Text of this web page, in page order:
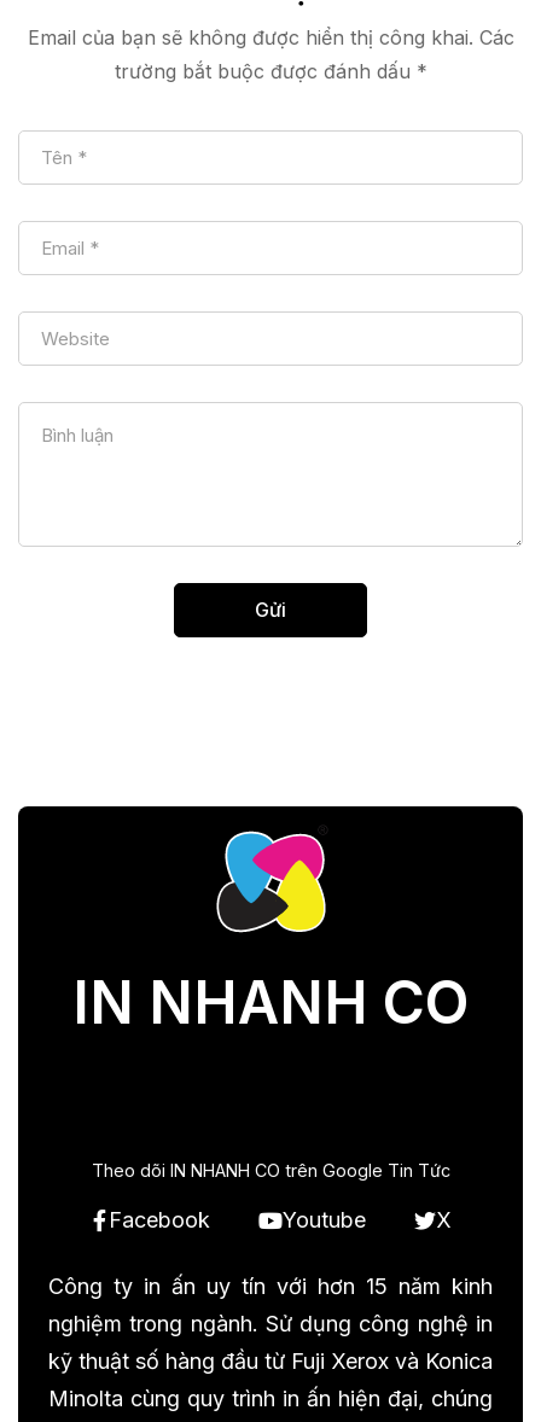
Email của bạn sẽ không được hiển thị công khai. Các
trường bắt buộc được đánh dấu *
IN NHANH CO
Theo dõi IN NHANH CO trên Google Tin Tức
Facebook Youtube X
Công ty in ấn uy tín với hơn 15 năm kinh
nghiệm trong ngành. Sử dụng công nghệ in
kỹ thuật số hàng đầu từ Fuji Xerox và Konica
Minolta cùng quy trình in ấn hiện đại, chúng